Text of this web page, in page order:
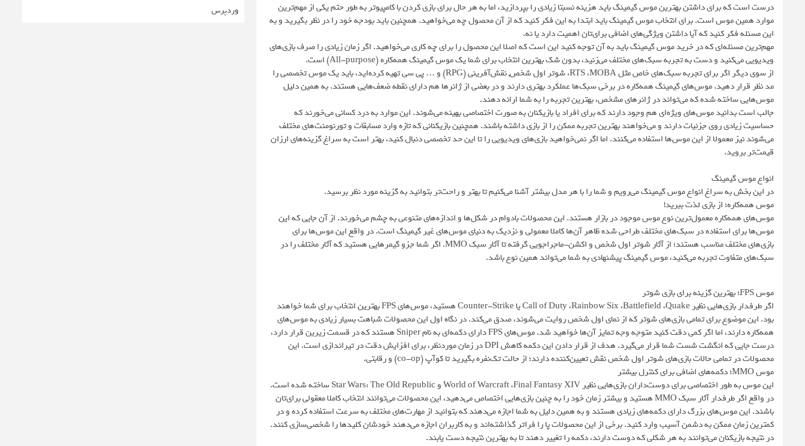
درست است که برای داشتن بهترین موس گیمینگ باید هزینه نسبتا زیادی را بپردازید، اما به هر حال برای بازی کردن با کامپیوتر به طور حتم یکی از مهم‌ترین
موارد همین موس است. برای انتخاب موس گیمینگ باید ابتدا به این فکر کنید که از آن محصول چه می‌خواهید. همچنین باید بودجه خود را در نظر بگیرید و به
این مسئله فکر کنید که آیا داشتن ویژگی‌های اضافی برای‌تان اهمیت دارد یا نه.
مهم‌ترین مسئله‌ای که در خرید موس گیمینگ باید به آن توجه کنید این است که اصلا این محصول را برای چه کاری می‌خواهید. اگر زمان زیادی را صرف بازی‌های
ویدیویی می‌کنید و دست به تجربه سبک‌های مختلف می‌زنید، بدون شک بهترین انتخاب برای شما یک موس گیمینگ همه‌کاره (All-purpose) است.
از سوی دیگر اگر برای تجربه سبک‌های خاص مثل RTS ،MOBA، شوتر اول شخص, نقش‌آفرینی (RPG) و … پی سی تهیه کرده‌اید، باید یک موس تخصصی را
مد نظر قرار دهید. موس‌های گیمینگ همه‌کاره در برخی سبک‌ها عملکرد بهتری دارند و در بعضی از ژانرها هم دارای نقطه ضعف‌هایی هستند. به همین دلیل
موس‌هایی ساخته شده که می‌تواند در ژانرهای مشخص، بهترین تجربه را به شما ارائه دهند.
جالب است بدانید موس‌های ویژه‌ای هم وجود دارند که برای افراد یا بازیکنان به صورت اختصاصی بهینه می‌شوند. این موارد به درد کسانی می‌خورند که
حساسیت زیادی روی جزئیات دارند و می‌خواهند بهترین تجربه ممکن را از بازی داشته باشند. همچنین بازیکنانی که تازه وارد مسابقات و تورنومنت‌های مختلف
می‌شوند نیز معمولا از این موس‌ها استفاده می‌کنند. اما اگر نمی‌خواهید بازی‌های ویدیویی را تا این حد تخصصی دنبال کنید، بهتر است به سراغ گزینه‌های ارزان
قیمت‌تر بروید.
انواع موس گیمینگ
در این بخش به سراغ انواع موس گیمینگ می‌رویم و شما را با هر مدل بیشتر آشنا می‌کنیم تا بهتر و راحت‌تر بتوانید به گزینه مورد نظر برسید.
موس همه‌کاره؛ از بازی لذت ببرید!
موس‌های همه‌کاره معمول‌ترین نوع موس موجود در بازار هستند. این محصولات بادوام در شکل‌ها و اندازه‌های متنوعی به چشم می‌خورند. از آن جایی که این
موس‌ها برای استفاده در سبک‌های مختلف طراحی شده ظاهر آن‌ها کاملا معمولی و نزدیک به دنیای موس‌های غیر گیمینگ است. در واقع این موس‌ها برای
بازی‌های مختلف مناسب هستند؛ از آثار شوتر اول شخص و اکشن-ماجراجویی گرفته تا آثار سبک MMO. اگر شما جزو گیمرهایی هستید که آثار مختلف را در
سبک‌های متفاوت تجربه می‌کنید، موس گیمینگ پیشنهادی به شما می‌تواند همین نوع باشد.
موس FPS؛ بهترین گزینه برای بازی شوتر
اگر طرفدار بازی‌هایی نظیر Call of Duty ،Rainbow Six ،Battlefield ،Quake یا Counter-Strike هستید، موس‌های FPS بهترین انتخاب برای شما خواهند
بود. این موضوع برای تمامی بازی‌های شوتر که از نمای اول شخص روایت می‌شوند، صدق می‌کند. در نگاه اول این محصولات شباهت بسیار زیادی به موس‌های
همه‌کاره دارند، اما اگر کمی دقت کنید متوجه وجه تمایز آن‌ها خواهید شد. موس‌های FPS دارای دکمه‌ای به نام Sniper هستند که در قسمت زیرین قرار دارد،
درست جایی که انگشت شست شما قرار می‌گیرد. هدف از قرار دادن این دکمه کاهش DPI در زمان موردنظر، برای افزایش دقت در تیراندازی است. این
محصولات در تمامی حالات بازی‌های شوتر اول شخص نقش تعیین‌کننده دارند؛ از حالت تک‌نفره بگیرید تا کوآپ (co-op) و رقابتی.
موس MMO؛ دکمه‌های اضافی برای کنترل بیشتر
این موس به طور اختصاصی برای دوست‌داران بازی‌هایی نظیر World of Warcraft ،Final Fantasy XIV و Star Wars: The Old Republic ساخته شده است.
در واقع اگر طرفدار آثار سبک MMO هستید و بیشتر زمان خود را به چنین بازی‌هایی اختصاص می‌دهید، این محصولات می‌توانند انتخاب کاملا معقولی برای‌تان
باشند. این موس‌های بزرگ دارای دکمه‌های زیادی هستند و به همین دلیل به شما اجازه می‌دهند که بتوانید از مهارت‌های مختلف به سرعت استفاده کرده و در
کمترین زمان ممکن به دشمن آسیب وارد کنید. برخی از این محصولات پا را فراتر گذاشته‌اند و به کاربران اجازه می‌دهند خودشان کلید‌ها را شخصی‌سازی کنند.
در نتیجه بازیکنان می‌توانند به هر شکلی که دوست دارند، دکمه را تغییر دهند تا به بهترین نتیجه دست یابند.
وردپرس